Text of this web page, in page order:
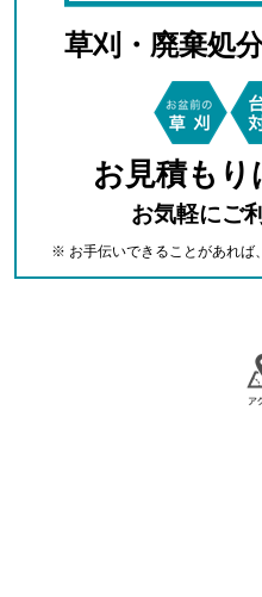
草刈・廃棄処
お見積もり
お気軽にご
※ お手伝いできることがあれば